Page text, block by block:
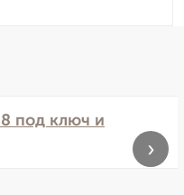
под ключ и
›